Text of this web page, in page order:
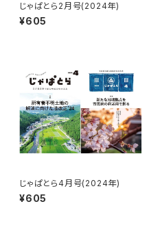
じゃぱとら2月号(2024年)
¥605
じゃぱとら4月号(2024年)
¥605